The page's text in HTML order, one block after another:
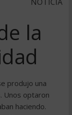
la
produjo una
Unos optaron
haciendo.